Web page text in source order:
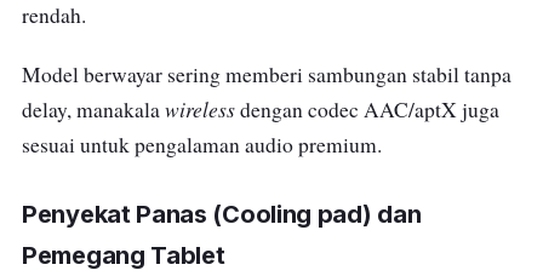
rendah.
Model berwayar sering memberi sambungan stabil tanpa
delay, manakalawirelessdengan codec AAC/aptX juga
sesuai untuk pengalaman audio premium.
Penyekat Panas (Cooling pad) dan
Pemegang Tablet